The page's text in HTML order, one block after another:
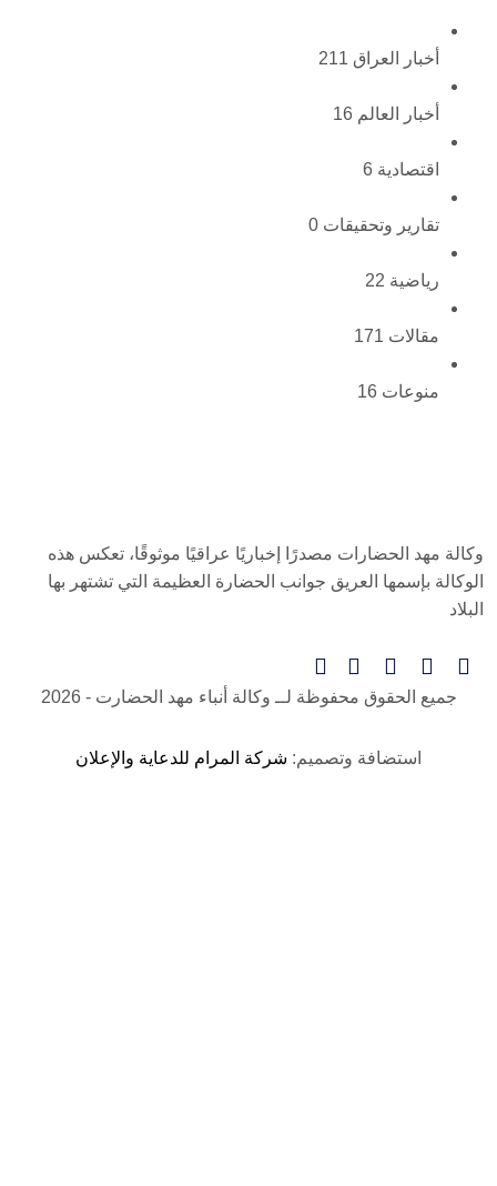
أخبار العراق 211
أخبار العالم 16
اقتصادية 6
تقارير وتحقيقات 0
رياضية 22
مقالات 171
منوعات 16
وكالة مهد الحضارات مصدرًا إخباريًا عراقيًا موثوقًا، تعكس هذه
الوكالة بإسمها العريق جوانب الحضارة العظيمة التي تشتهر بها
البلاد
جميع الحقوق محفوظة لــ وكالة أنباء مهد الحضارت - 2026
استضافة وتصميم: شركة المرام للدعاية والإعلان